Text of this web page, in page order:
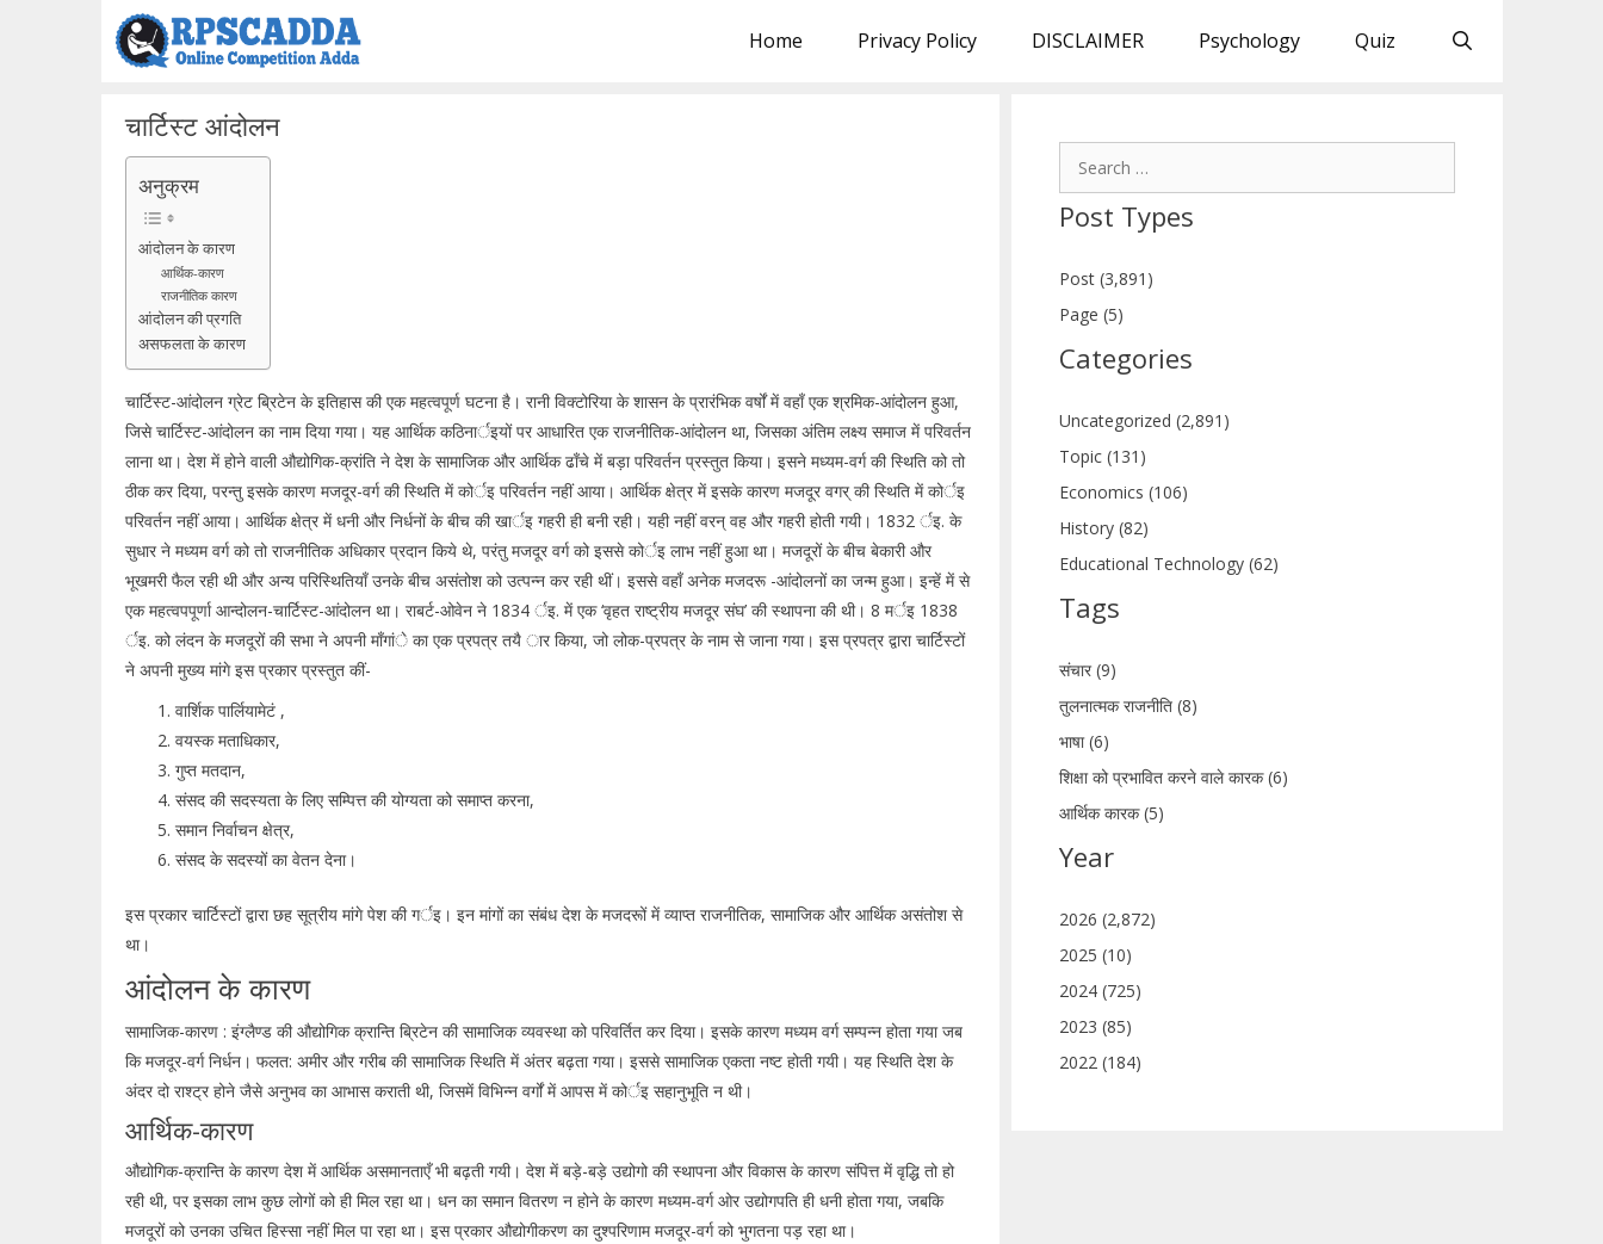
Home Privacy Policy DISCLAIMER Psychology Quiz
चार्टिस्ट आंदोलन
अनुक्रम
आंदोलन के कारण
आर्थिक-कारण
राजनीतिक कारण
आंदोलन की प्रगति
असफलता के कारण
चार्टिस्ट-आंदोलन ग्रेट ब्रिटेन के इतिहास की एक महत्वपूर्ण घटना है। रानी विक्टोरिया के शासन के प्रारंभिक वर्षों में वहाँ एक श्रमिक-आंदोलन हुआ,
जिसे चार्टिस्ट-आंदोलन का नाम दिया गया। यह आर्थिक कठिनार्इयों पर आधारित एक राजनीतिक-आंदोलन था, जिसका अंतिम लक्ष्य समाज में परिवर्तन
लाना था। देश में होने वाली औद्योगिक-क्रांति ने देश के सामाजिक और आर्थिक ढाँचे में बड़ा परिवर्तन प्रस्तुत किया। इसने मध्यम-वर्ग की स्थिति को तो
ठीक कर दिया, परन्तु इसके कारण मजदूर-वर्ग की स्थिति में कोर्इ परिवर्तन नहीं आया। आर्थिक क्षेत्र में इसके कारण मजदूर वगर् की स्थिति में कोर्इ
परिवर्तन नहीं आया। आर्थिक क्षेत्र में धनी और निर्धनों के बीच की खार्इ गहरी ही बनी रही। यही नहीं वरन् वह और गहरी होती गयी। 1832 र्इ. के
सुधार ने मध्यम वर्ग को तो राजनीतिक अधिकार प्रदान किये थे, परंतु मजदूर वर्ग को इससे कोर्इ लाभ नहीं हुआ था। मजदूरों के बीच बेकारी और
भूखमरी फैल रही थी और अन्य परिस्थितियाँ उनके बीच असंतोश को उत्पन्न कर रही थीं। इससे वहाँ अनेक मजदरू -आंदोलनों का जन्म हुआ। इन्हें में से
एक महत्वपपूर्णा आन्दोलन-चार्टिस्ट-आंदोलन था। राबर्ट-ओवेन ने 1834 र्इ. में एक ‘वृहत राष्ट्रीय मजदूर संघ’ की स्थापना की थी। 8 मर्इ 1838
र्इ. को लंदन के मजदूरों की सभा ने अपनी माँगांे का एक प्रपत्र तयै ार किया, जो लोक-प्रपत्र के नाम से जाना गया। इस प्रपत्र द्वारा चार्टिस्टों
ने अपनी मुख्य मांगे इस प्रकार प्रस्तुत कीं-
वार्शिक पार्लियामेटं ,
वयस्क मताधिकार,
गुप्त मतदान,
संसद की सदस्यता के लिए सम्पित्त की योग्यता को समाप्त करना,
समान निर्वाचन क्षेत्र,
संसद के सदस्यों का वेतन देना।
इस प्रकार चार्टिस्टों द्वारा छह सूत्रीय मांगे पेश की गर्इ। इन मांगों का संबंध देश के मजदरूों में व्याप्त राजनीतिक, सामाजिक और आर्थिक असंतोश से
था।
आंदोलन के कारण
सामाजिक-कारण : इंग्लैण्ड की औद्योगिक क्रान्ति ब्रिटेन की सामाजिक व्यवस्था को परिवर्तित कर दिया। इसके कारण मध्यम वर्ग सम्पन्न होता गया जब
कि मजदूर-वर्ग निर्धन। फलत: अमीर और गरीब की सामाजिक स्थिति में अंतर बढ़ता गया। इससे सामाजिक एकता नष्ट होती गयी। यह स्थिति देश के
अंदर दो राश्ट्र होने जैसे अनुभव का आभास कराती थी, जिसमें विभिन्न वर्गों में आपस में कोर्इ सहानुभूति न थी।
आर्थिक-कारण
औद्योगिक-क्रान्ति के कारण देश में आर्थिक असमानताएँ भी बढ़ती गयी। देश में बड़े-बड़े उद्योगो की स्थापना और विकास के कारण संपित्त में वृद्धि तो हो
रही थी, पर इसका लाभ कुछ लोगों को ही मिल रहा था। धन का समान वितरण न होने के कारण मध्यम-वर्ग ओर उद्योगपति ही धनी होता गया, जबकि
मजदूरों को उनका उचित हिस्सा नहीं मिल पा रहा था। इस प्रकार औद्योगीकरण का दुश्परिणाम मजदूर-वर्ग को भुगतना पड़ रहा था।
Post Types
Post (3,891)
Page (5)
Categories
Uncategorized (2,891)
Topic (131)
Economics (106)
History (82)
Educational Technology (62)
Tags
संचार (9)
तुलनात्मक राजनीति (8)
भाषा (6)
शिक्षा को प्रभावित करने वाले कारक (6)
आर्थिक कारक (5)
Year
2026 (2,872)
2025 (10)
2024 (725)
2023 (85)
2022 (184)